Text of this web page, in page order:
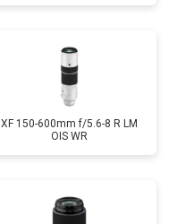
XF 150-600mm f/5.6-8 R LM
OIS WR